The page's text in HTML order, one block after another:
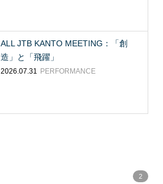
ALL JTB KANTO MEETING：「創
造」と「飛躍」
2026.07.31 PERFORMANCE
2